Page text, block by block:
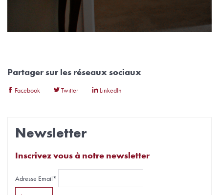
Partager sur les réseaux sociaux
Facebook Twitter LinkedIn
Newsletter
Inscrivez vous à notre newsletter
Adresse Email*